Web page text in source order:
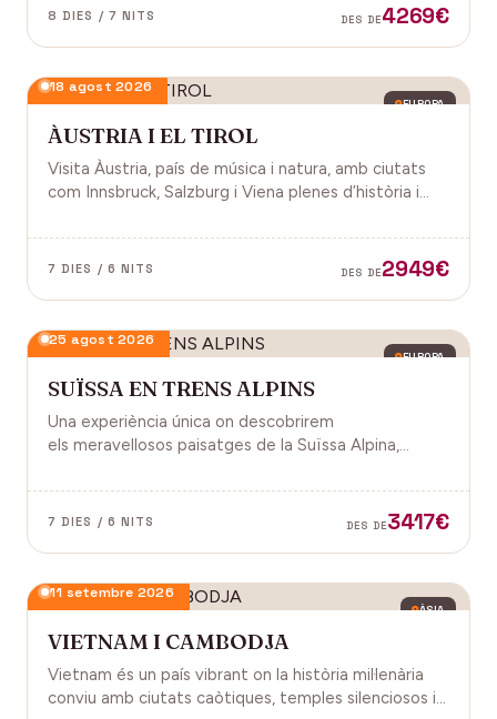
8 DIES / 7 NITS DES DE4269€
EUROPA
18 agost 2026
ÀUSTRIA I EL TIROL
Visita Àustria, país de música i natura, amb ciutats
com Innsbruck, Salzburg i Viena plenes d’història i
7 DIES / 6 NITS DES DE2949€
EUROPA
25 agost 2026
SUÏSSA EN TRENS ALPINS
Una experiència única on descobrirem
els meravellosos paisatges de la Suïssa Alpina,
gastronomia i molt més!
7 DIES / 6 NITS DES DE3417€
ÀSIA
11 setembre 2026
VIETNAM I CAMBODJA
Vietnam és un país vibrant on la història mil·lenària
conviu amb ciutats caòtiques, temples silenciosos i